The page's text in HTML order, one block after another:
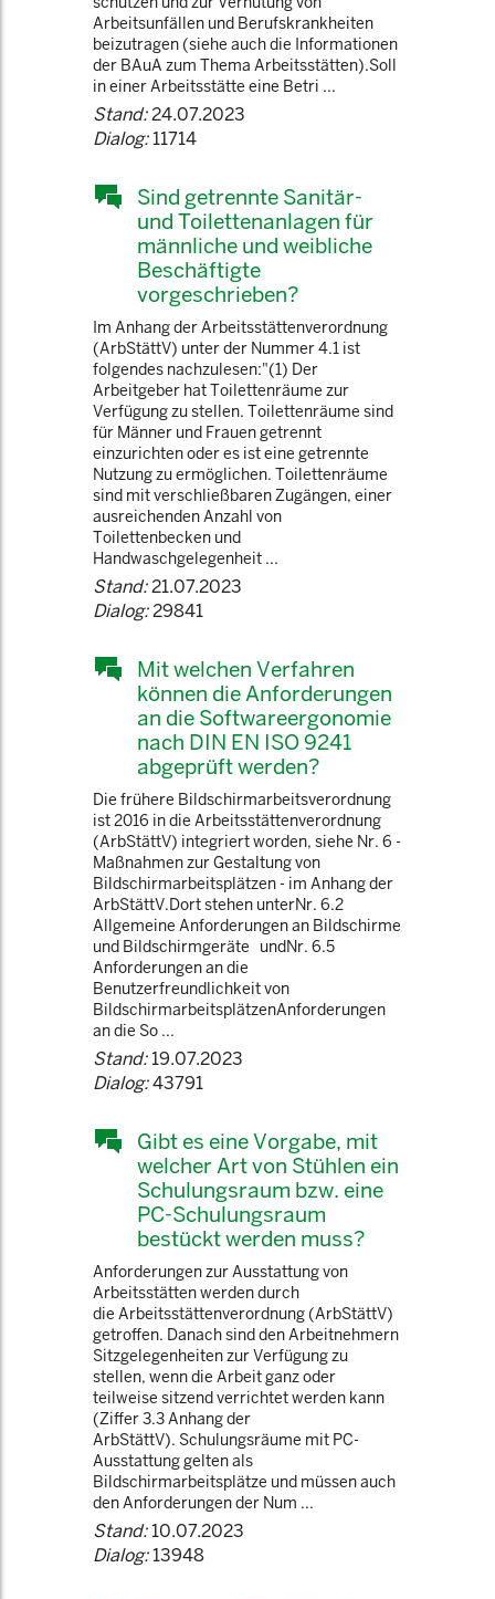
Arbeitsunfällen und Berufskrankheiten
beizutragen (siehe auch die Informationen
der BAuA zum Thema Arbeitsstätten).Soll
in einer Arbeitsstätte eine Betri ...
Stand:24.07.2023
Dialog:11714
Sind getrennte Sanitär-
und Toilettenanlagen für
männliche und weibliche
Beschäftigte
vorgeschrieben?
Im Anhang der Arbeitsstättenverordnung
(ArbStättV) unter der Nummer 4.1 ist
folgendes nachzulesen:"(1) Der
Arbeitgeber hat Toilettenräume zur
Verfügung zu stellen. Toilettenräume sind
für Männer und Frauen getrennt
einzurichten oder es ist eine getrennte
Nutzung zu ermöglichen. Toilettenräume
sind mit verschließbaren Zugängen, einer
ausreichenden Anzahl von
Toilettenbecken und
Handwaschgelegenheit ...
Stand:21.07.2023
Dialog:29841
Mit welchen Verfahren
können die Anforderungen
an die Softwareergonomie
nach DIN EN ISO 9241
abgeprüft werden?
Die frühere Bildschirmarbeitsverordnung
ist 2016 in die Arbeitsstättenverordnung
(ArbStättV) integriert worden, siehe Nr. 6 -
Maßnahmen zur Gestaltung von
Bildschirmarbeitsplätzen - im Anhang der
ArbStättV.Dort stehen unterNr. 6.2
Allgemeine Anforderungen an Bildschirme
und Bildschirmgeräte undNr. 6.5
Anforderungen an die
Benutzerfreundlichkeit von
BildschirmarbeitsplätzenAnforderungen
an die So ...
Stand:19.07.2023
Dialog:43791
Gibt es eine Vorgabe, mit
welcher Art von Stühlen ein
Schulungsraum bzw. eine
PC-Schulungsraum
bestückt werden muss?
Anforderungen zur Ausstattung von
Arbeitsstätten werden durch
die Arbeitsstättenverordnung (ArbStättV)
getroffen. Danach sind den Arbeitnehmern
Sitzgelegenheiten zur Verfügung zu
stellen, wenn die Arbeit ganz oder
teilweise sitzend verrichtet werden kann
(Ziffer 3.3 Anhang der
ArbStättV). Schulungsräume mit PC-
Ausstattung gelten als
Bildschirmarbeitsplätze und müssen auch
den Anforderungen der Num ...
Stand:10.07.2023
Dialog:13948